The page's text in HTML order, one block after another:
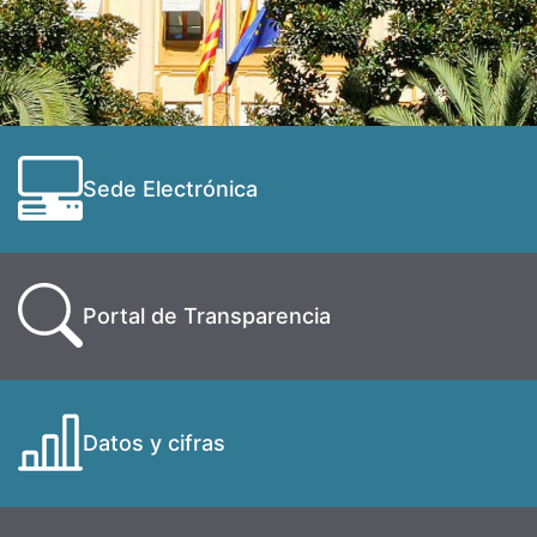
Sede Electrónica
Portal de Transparencia
Datos y cifras